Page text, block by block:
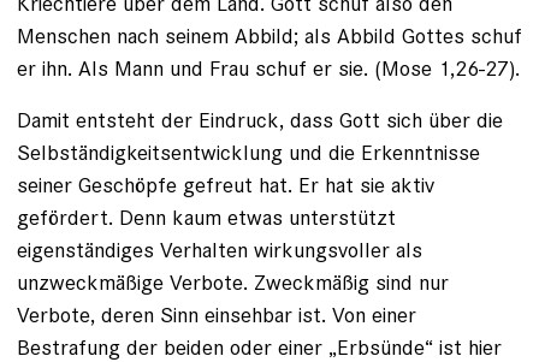
Menschen nach seinem Abbild; als Abbild Gottes schuf
er ihn. Als Mann und Frau schuf er sie. (Mose 1,26-27).
Damit entsteht der Eindruck, dass Gott sich über die
Selbständigkeitsentwicklung und die Erkenntnisse
seiner Geschöpfe gefreut hat. Er hat sie aktiv
gefördert. Denn kaum etwas unterstützt
eigenständiges Verhalten wirkungsvoller als
unzweckmäßige Verbote. Zweckmäßig sind nur
Verbote, deren Sinn einsehbar ist. Von einer
Bestrafung der beiden oder einer „Erbsünde“ ist hier